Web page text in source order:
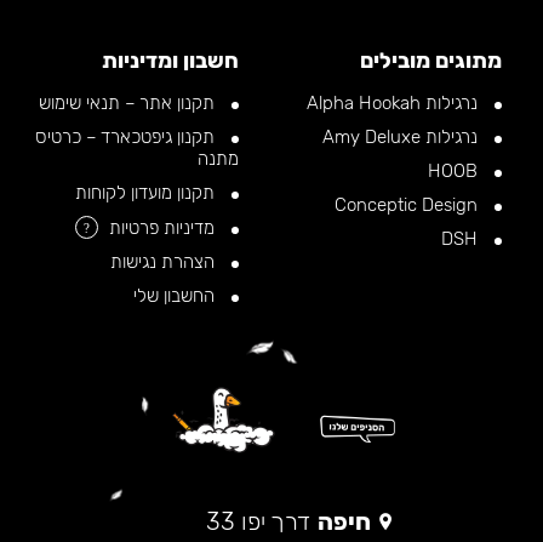
מתוגים מובילים
נרגילות Alpha Hookah
נרגילות Amy Deluxe
חשבון ומדיניות
תקנון אתר – תנאי שימוש
תקנון גיפטכארד – כרטיס
מתנה
תקנון מועדון לקוחות
מדיניות פרטיות
?
הצהרת נגישות
החשבון שלי
חיפה דרך יפו 33